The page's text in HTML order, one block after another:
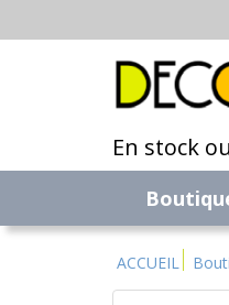
En stock
ACCUEIL